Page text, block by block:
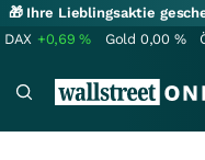
🎁 Ihre Lieblingsaktie
DAX +0,69% Gold 0,00 %